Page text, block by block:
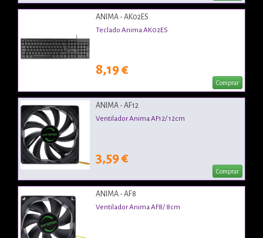
ANIMA - AK02ES
Teclado Anima AK02ES
8,19 €
Comprar
ANIMA - AF12
Ventilador Anima AF12/ 12cm
3,59 €
Comprar
ANIMA - AF8
Ventilador Anima AF8/ 8cm